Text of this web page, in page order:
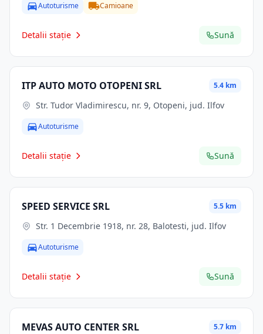
Autoturisme Camioane
Detalii stație Sună
ITP AUTO MOTO OTOPENI SRL 5.4 km
Str. Tudor Vladimirescu, nr. 9, Otopeni, jud. Ilfov
Autoturisme
Detalii stație Sună
SPEED SERVICE SRL 5.5 km
Str. 1 Decembrie 1918, nr. 28, Balotesti, jud. Ilfov
Autoturisme
Detalii stație Sună
MEVAS AUTO CENTER SRL 5.7 km